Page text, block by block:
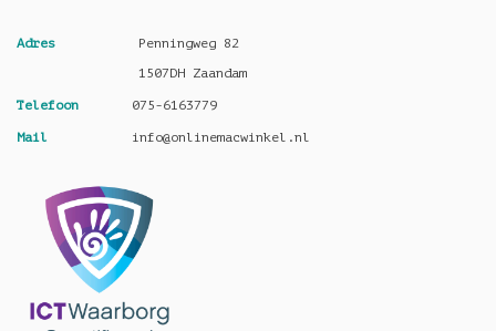
Adres
Penningweg 82
1507DH Zaandam
Telefoon 075-6163779
Mail info@onlinemacwinkel.nl